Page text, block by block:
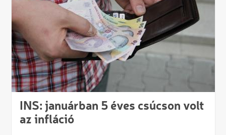
INS: januárban 5 éves csúcson volt
az infláció